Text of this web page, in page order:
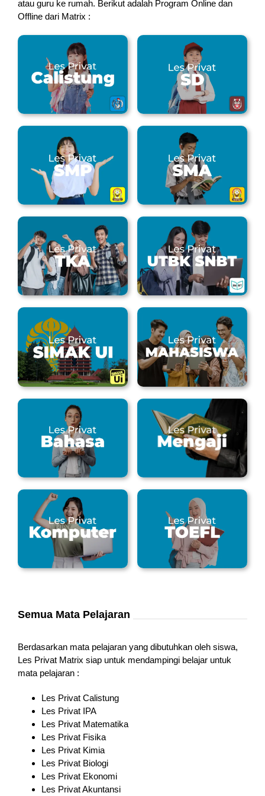
atau guru ke rumah. Berikut adalah Program Online dan
Offline dari Matrix :
Semua Mata Pelajaran
Berdasarkan mata pelajaran yang dibutuhkan oleh siswa,
Les Privat Matrix siap untuk mendampingi belajar untuk
mata pelajaran :
Les Privat Calistung
Les Privat IPA
Les Privat Matematika
Les Privat Fisika
Les Privat Kimia
Les Privat Biologi
Les Privat Ekonomi
Les Privat Akuntansi